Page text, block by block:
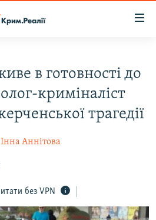
в готовності до
криміналіст
трагедії
Інна Аннітова
без VPN